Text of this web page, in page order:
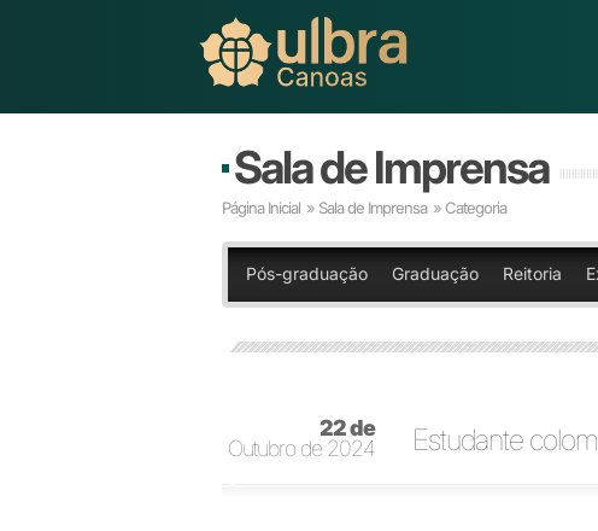
Sala de Imprensa
Página Inicial » Sala de Imprensa » Categoria
Pós-graduação Graduação Reitoria
22 de
Outubro de 2024
Estudante